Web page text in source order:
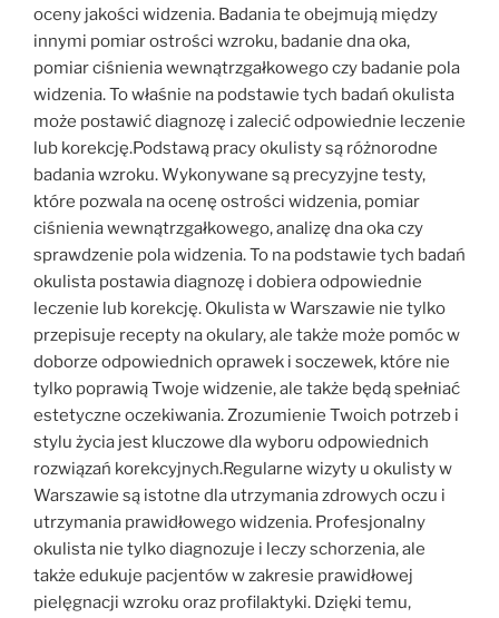
oceny jakości widzenia. Badania te obejmują między
innymi pomiar ostrości wzroku, badanie dna oka,
pomiar ciśnienia wewnątrzgałkowego czy badanie pola
widzenia. To właśnie na podstawie tych badań okulista
może postawić diagnozę i zalecić odpowiednie leczenie
lub korekcję.Podstawą pracy okulisty są różnorodne
badania wzroku. Wykonywane są precyzyjne testy,
które pozwala na ocenę ostrości widzenia, pomiar
ciśnienia wewnątrzgałkowego, analizę dna oka czy
sprawdzenie pola widzenia. To na podstawie tych badań
okulista postawia diagnozę i dobiera odpowiednie
leczenie lub korekcję. Okulista w Warszawie nie tylko
przepisuje recepty na okulary, ale także może pomóc w
doborze odpowiednich oprawek i soczewek, które nie
tylko poprawią Twoje widzenie, ale także będą spełniać
estetyczne oczekiwania. Zrozumienie Twoich potrzeb i
stylu życia jest kluczowe dla wyboru odpowiednich
rozwiązań korekcyjnych.Regularne wizyty u okulisty w
Warszawie są istotne dla utrzymania zdrowych oczu i
utrzymania prawidłowego widzenia. Profesjonalny
okulista nie tylko diagnozuje i leczy schorzenia, ale
także edukuje pacjentów w zakresie prawidłowej
pielęgnacji wzroku oraz profilaktyki. Dzięki temu,